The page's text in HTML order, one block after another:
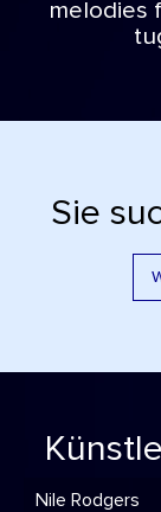
melodies
Sie
Nile Rodgers